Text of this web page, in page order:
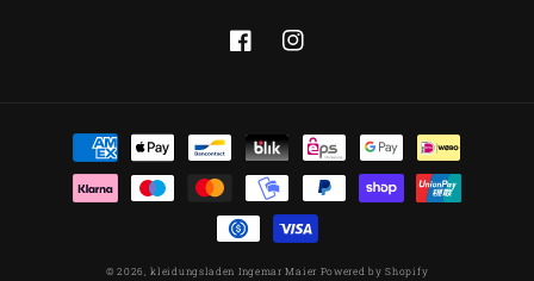
FacebookInstagram
Zahlungsmethoden
© 2026,kleidungsladen Ingemar Maier Powered by Shopify